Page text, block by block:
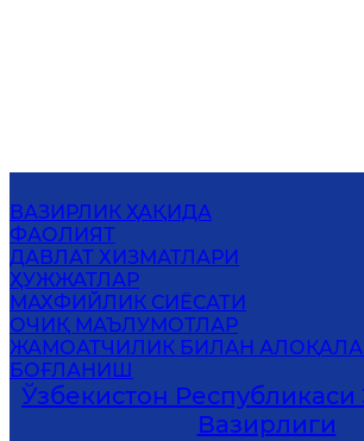
ВАЗИРЛИК ҲАҚИДА
ФАОЛИЯТ
ДАВЛАТ ХИЗМАТЛАРИ
ҲУЖЖАТЛАР
МАХФИЙЛИК СИЁСАТИ
ОЧИҚ МАЪЛУМОТЛАР
ЖАМОАТЧИЛИК БИЛАН
БОҒЛАНИШ
Ўзбекистон Республикаси
Вазирлиги